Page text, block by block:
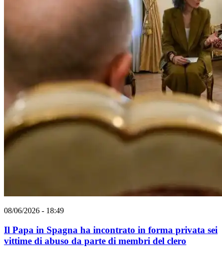
08/06/2026 - 18:49
Il Papa in Spagna ha incontrato in forma privata sei
vittime di abuso da parte di membri del clero